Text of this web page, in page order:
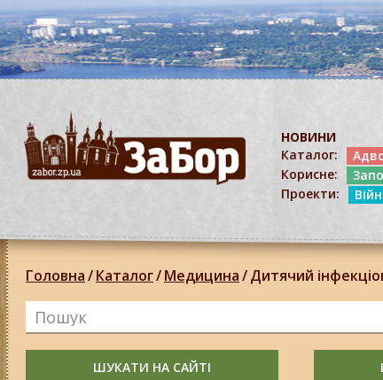
НОВИНИ
Каталог:
Корисне:
Проекти:
Головна/Каталог/Медицина/Дитячий
ШУКАТИ НА САЙТІ